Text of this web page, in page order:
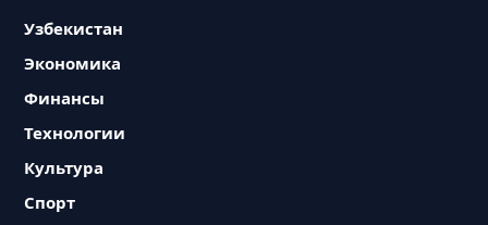
Узбекистан
Экономика
Финансы
Технологии
Культура
Спорт